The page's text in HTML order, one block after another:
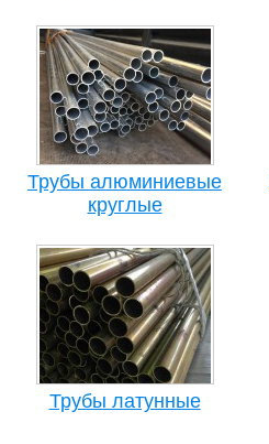
Трубы алюминиевые
круглые
Трубы латунные